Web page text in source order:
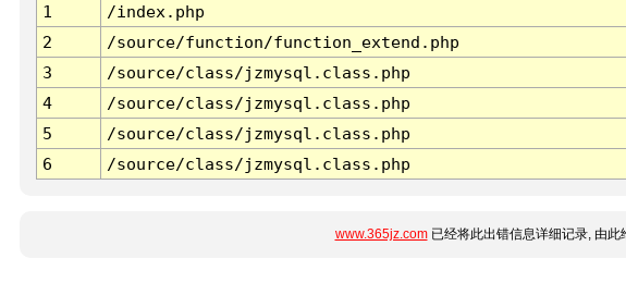
1
/index.php
2
/source/function/function_extend.php
3
/source/class/jzmysql.class.php
4
/source/class/jzmysql.class.php
5
/source/class/jzmysql.class.php
6
/source/class/jzmysql.class.php
www.365jz.com已经将此出错信息详细记录, 由此